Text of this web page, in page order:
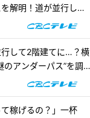
解明！道が並行して2
ったワケとは『道との
して2階建てに…？横
のアンダーパス”を調
の遭遇』
て稼げるの？」一杯